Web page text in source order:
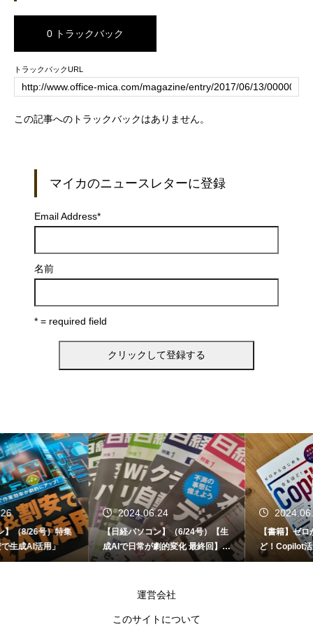
0 トラックバック
トラックバックURL
この記事へのトラックバックはありません。
マイカのニュースレターに登録
Email Address*
名前
* = required field
2024.06.24
【日経パソコン】（6/24号）【生
成AIで日常が劇的変化 最終回】 A
I時代のアプリケーション／サービ
2024.06.12
【書籍】ゼロからはじめる なるほ
ど！Copilot活用術（技術評論社）
運営会社
このサイトについて